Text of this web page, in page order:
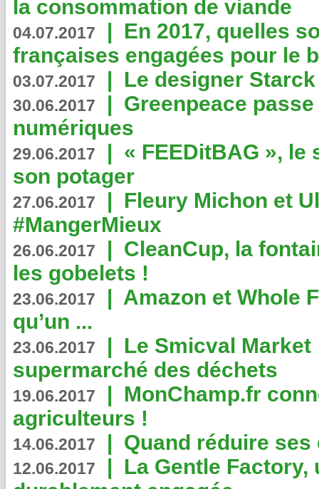
la consommation de viande
04.07.2017 | En 2017, quelles
françaises engagées pour le
03.07.2017 | Le designer
30.06.2017 | Greenpeace
numériques
29.06.2017 | « FEEDitBAG », le
son potager
27.06.2017 | Fleury Michon et
#MangerMieux
26.06.2017 | CleanCup, la
les gobelets !
23.06.2017 | Amazon et Whole
qu’un ...
23.06.2017 | Le Smicval
supermarché des déchets
19.06.2017 | MonChamp.fr
agriculteurs !
14.06.2017 | Quand réduire
12.06.2017 | La Gentle